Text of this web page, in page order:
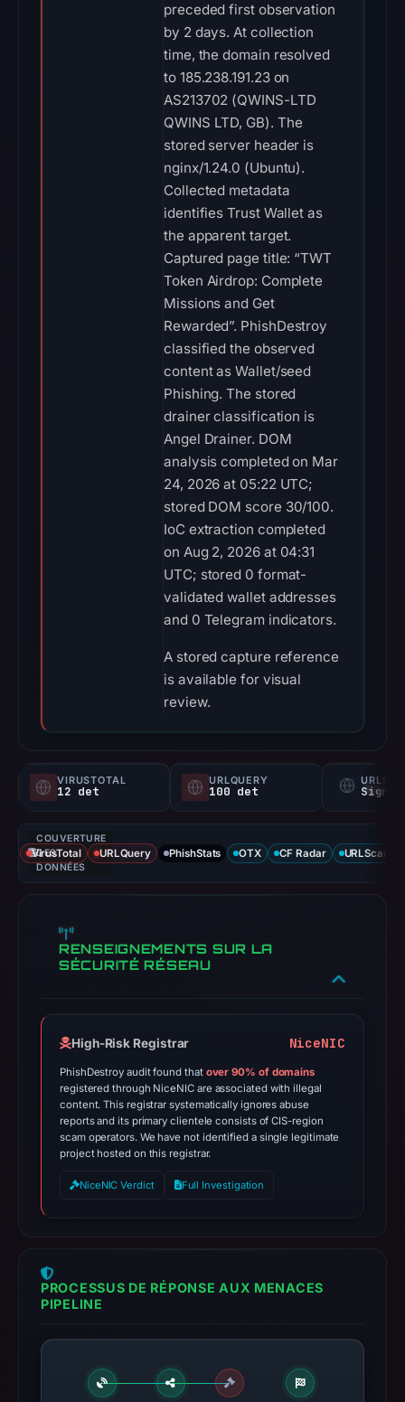
preceded first observation
by 2 days. At collection
time, the domain resolved
to 185.238.191.23 on
AS213702 (QWINS-LTD
QWINS LTD, GB). The
stored server header is
nginx/1.24.0 (Ubuntu).
Collected metadata
identifies Trust Wallet as
the apparent target.
Captured page title: “TWT
Token Airdrop: Complete
Missions and Get
Rewarded”. PhishDestroy
classified the observed
content as Wallet/seed
Phishing. The stored
drainer classification is
Angel Drainer. DOM
analysis completed on Mar
24, 2026 at 05:22 UTC;
stored DOM score 30/100.
IoC extraction completed
on Aug 2, 2026 at 04:31
UTC; stored 0 format-
validated wallet addresses
and 0 Telegram indicators.
A stored capture reference
is available for visual
review.
VIRUSTOTAL
12 det
URLQUERY
100 det
COUVERTURE
DES
DONNÉES
VirusTotal URLQuery PhishStats OTX CF Radar URLScan
RENSEIGNEMENTS SUR LA
SÉCURITÉ RÉSEAU
High-Risk Registrar NiceNIC
PhishDestroy audit found that over 90% of domains
registered through NiceNIC are associated with illegal
content. This registrar systematically ignores abuse
reports and its primary clientele consists of CIS-region
scam operators. We have not identified a single legitimate
project hosted on this registrar.
NiceNIC Verdict Full Investigation
PROCESSUS DE RÉPONSE AUX MENACES
PIPELINE